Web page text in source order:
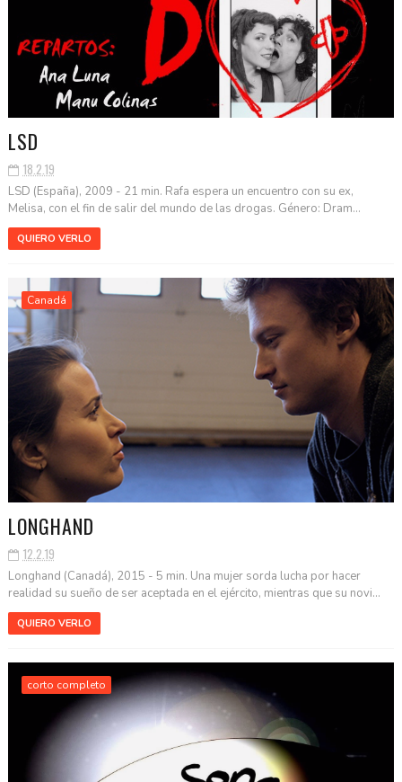
LSD
18.2.19
LSD (España), 2009 - 21 min. Rafa espera un encuentro con su ex,
Melisa, con el fin de salir del mundo de las drogas. Género: Dram...
QUIERO VERLO
Canadá
LONGHAND
12.2.19
Longhand (Canadá), 2015 - 5 min. Una mujer sorda lucha por hacer
realidad su sueño de ser aceptada en el ejército, mientras que su novi...
QUIERO VERLO
corto completo